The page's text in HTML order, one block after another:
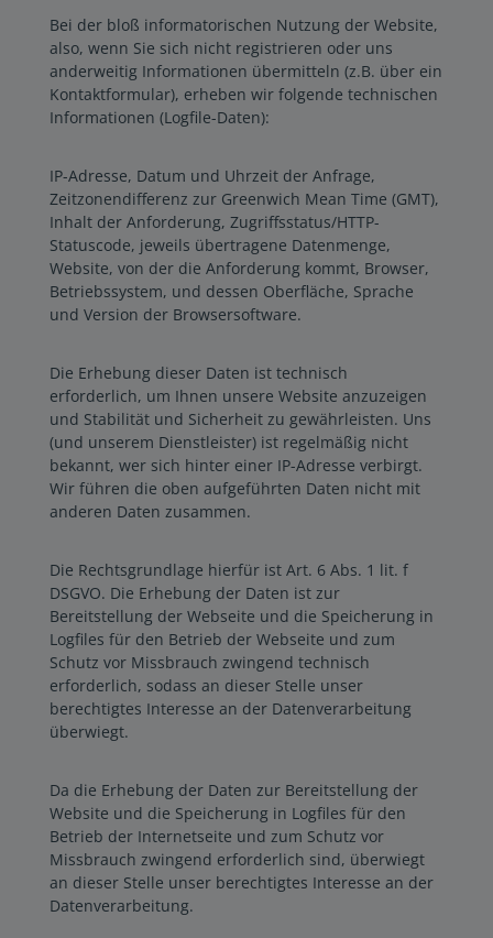
Bei der bloß informatorischen Nutzung der Website,
also, wenn Sie sich nicht registrieren oder uns
anderweitig Informationen übermitteln (z.B. über ein
Kontaktformular), erheben wir folgende technischen
Informationen (Logfile-Daten):
IP-Adresse, Datum und Uhrzeit der Anfrage,
Zeitzonendifferenz zur Greenwich Mean Time (GMT),
Inhalt der Anforderung, Zugriffsstatus/HTTP-
Statuscode, jeweils übertragene Datenmenge,
Website, von der die Anforderung kommt, Browser,
Betriebssystem, und dessen Oberfläche, Sprache
und Version der Browsersoftware.
Die Erhebung dieser Daten ist technisch
erforderlich, um Ihnen unsere Website anzuzeigen
und Stabilität und Sicherheit zu gewährleisten. Uns
(und unserem Dienstleister) ist regelmäßig nicht
bekannt, wer sich hinter einer IP-Adresse verbirgt.
Wir führen die oben aufgeführten Daten nicht mit
anderen Daten zusammen.
Die Rechtsgrundlage hierfür ist Art. 6 Abs. 1 lit. f
DSGVO. Die Erhebung der Daten ist zur
Bereitstellung der Webseite und die Speicherung in
Logfiles für den Betrieb der Webseite und zum
Schutz vor Missbrauch zwingend technisch
erforderlich, sodass an dieser Stelle unser
berechtigtes Interesse an der Datenverarbeitung
überwiegt.
Da die Erhebung der Daten zur Bereitstellung der
Website und die Speicherung in Logfiles für den
Betrieb der Internetseite und zum Schutz vor
Missbrauch zwingend erforderlich sind, überwiegt
an dieser Stelle unser berechtigtes Interesse an der
Datenverarbeitung.